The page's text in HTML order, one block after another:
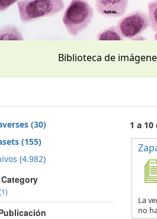
Biblioteca de
(30)
(155)
(4.982)
1 a 10
La
no